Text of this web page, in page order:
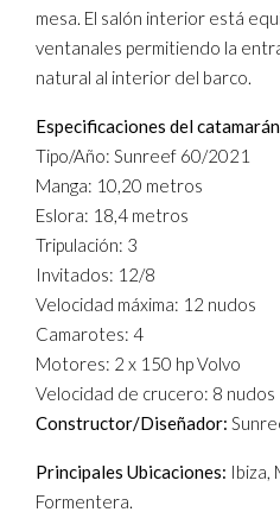
mesa. El salón interior está
ventanales permitiendo la
natural al interior del barco.
Especificaciones del
Tipo/Año: Sunreef 60/2021
Manga: 10,20 metros
Eslora: 18,4 metros
Tripulación: 3
Invitados: 12/8
Velocidad máxima: 12 nudos
Camarotes: 4
Motores: 2 x 150 hp Volvo
Velocidad de crucero: 8 nudos
Constructor/Diseñador:
Principales Ubicaciones: Ibiza,
Formentera.